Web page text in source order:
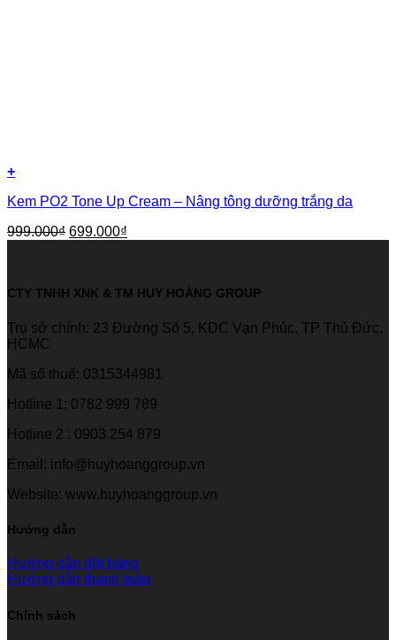
+
Kem PO2 Tone Up Cream – Nâng tông dưỡng trắng da
999.000₫ 699.000₫
CTY TNHH XNK & TM HUY HOÀNG GROUP
Trụ sở chính: 23 Đường Số 5, KDC Vạn Phúc, TP Thủ Đức,
HCMC
Mã số thuế: 0315344981
Hotline 1: 0782 999 789
Hotline 2 : 0903 254 879
Email: info@huyhoanggroup.vn
Website: www.huyhoanggroup.vn
Hướng dẫn
Hướng dẫn đặt hàng
Hướng dẫn thanh toán
Chính sách